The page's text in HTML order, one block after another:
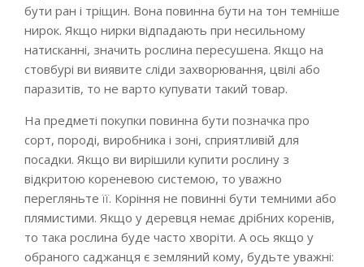
бути ран і тріщин. Вона повинна бути на тон темніше
нирок. Якщо нирки відпадають при несильному
натисканні, значить рослина пересушена. Якщо на
стовбурі ви виявите сліди захворювання, цвілі або
паразитів, то не варто купувати такий товар.
На предметі покупки повинна бути позначка про
сорт, породі, виробника і зоні, сприятливій для
посадки. Якщо ви вирішили купити рослину з
відкритою кореневою системою, то уважно
перегляньте її. Коріння не повинні бути темними або
плямистими. Якщо у деревця немає дрібних коренів,
то така рослина буде часто хворіти. А ось якщо у
обраного саджанця є земляний кому, будьте уважні: